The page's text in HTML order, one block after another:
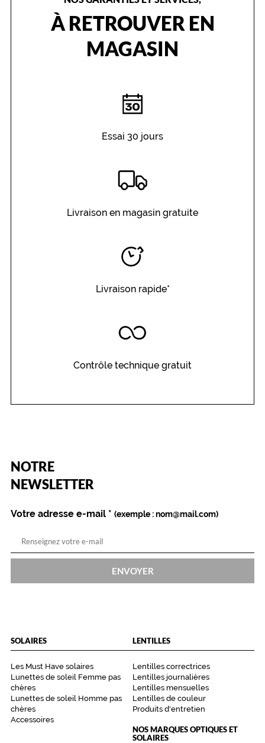
À RETROUVER EN
MAGASIN
Essai 30 jours
Livraison en magasin gratuite
Livraison rapide*
Contrôle technique gratuit
NOTRE
NEWSLETTER
Name
Votre adresse e-mail *
(Ce
champ
est
obligatoire)
(exemple : nom@mail.com)
ENVOYER
SOLAIRES
Les Must Have solaires
Lunettes de soleil Femme pas
chères
Lunettes de soleil Homme pas
chères
Accessoires
LENTILLES
Lentilles correctrices
Lentilles journalières
Lentilles mensuelles
Lentilles de couleur
Produits d'entretien
NOS MARQUES OPTIQUES ET
SOLAIRES